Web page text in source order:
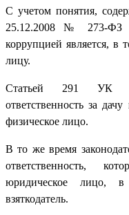
С учетом понятия,
25.12.2008 № 273-ФЗ
коррупцией является, в
лицу.
Статьей 291 УК
ответственность за
физическое лицо.
В то же время
ответственность,
юридическое лицо, в
взяткодатель.